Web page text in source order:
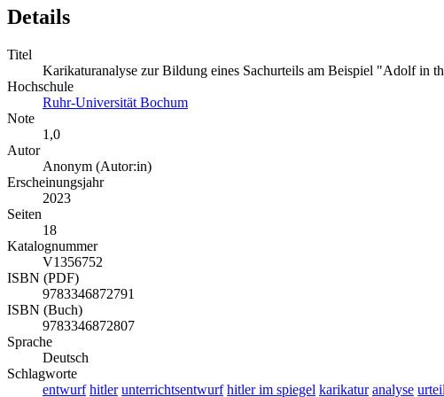
Details
Titel
Karikaturanalyse zur Bildung eines Sachurteils am Beispiel "Adolf in
Hochschule
Ruhr-Universität Bochum
Note
1,0
Autor
Anonym (Autor:in)
Erscheinungsjahr
2023
Seiten
18
Katalognummer
V1356752
ISBN (PDF)
9783346872791
ISBN (Buch)
9783346872807
Sprache
Deutsch
Schlagworte
entwurf hitler unterrichtsentwurf hitler im spiegel karikatur analyse